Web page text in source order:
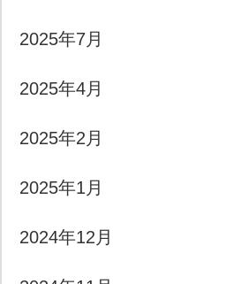
2025年7月
2025年4月
2025年2月
2025年1月
2024年12月